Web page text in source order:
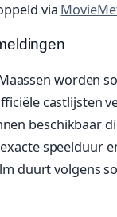
via
worden
castlijsten
beschikbaar
speelduur
duurt volgens